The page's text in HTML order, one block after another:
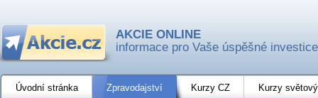
AKCIE ONLINE
informace pro Vaše úspěšné investice
Úvodní stránka Zpravodajství Kurzy CZ Kurzy